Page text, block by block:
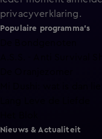
privacyverklaring.
Populaire programma's
Nieuws & Actualiteit